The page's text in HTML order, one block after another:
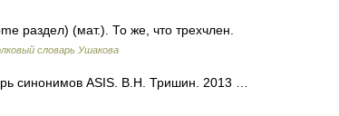
раздел) (мат.). То же, что трехчлен.
словарь Ушакова
синонимов ASIS. В.Н. Тришин. 2013 …